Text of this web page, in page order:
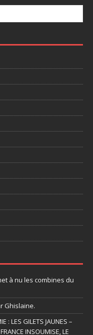
à nu les combines du
Ghislaine.
: LES GILETS JAUNES –
INSOUMISE, LE